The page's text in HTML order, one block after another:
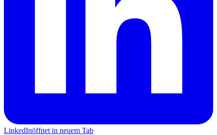
LinkedInöffnet in neuem Tab